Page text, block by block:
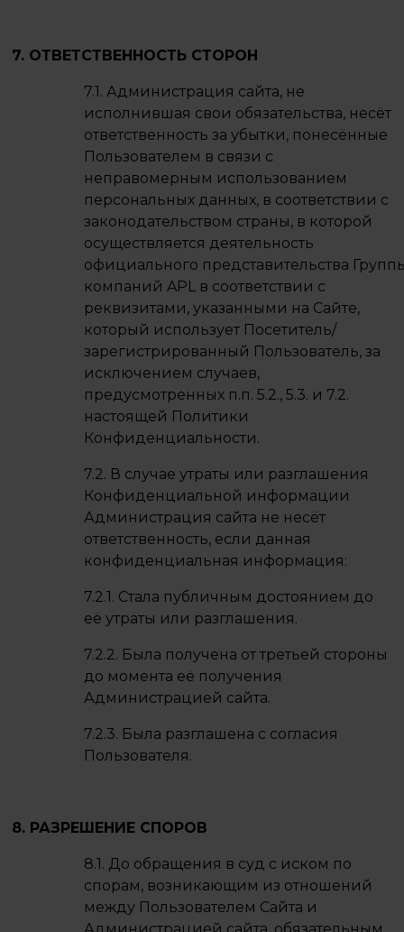
7. ОТВЕТСТВЕННОСТЬ СТОРОН
7.1. Администрация сайта, не
исполнившая свои обязательства, несёт
ответственность за убытки, понесённые
Пользователем в связи с
неправомерным использованием
персональных данных, в соответствии с
законодательством страны, в которой
осуществляется деятельность
официального представительства
компаний APL в соответствии с
реквизитами, указанными на Сайте,
который использует Посетитель/
зарегистрированный Пользователь, за
исключением случаев,
предусмотренных п.п. 5.2., 5.3. и 7.2.
настоящей Политики
Конфиденциальности.
7.2. В случае утраты или разглашения
Конфиденциальной информации
Администрация сайта не несёт
ответственность, если данная
конфиденциальная информация:
7.2.1. Стала публичным достоянием до
её утраты или разглашения.
7.2.2. Была получена от третьей стороны
до момента её получения
Администрацией сайта.
7.2.3. Была разглашена с согласия
Пользователя.
8. РАЗРЕШЕНИЕ СПОРОВ
8.1. До обращения в суд с иском по
спорам, возникающим из отношений
между Пользователем Сайта и